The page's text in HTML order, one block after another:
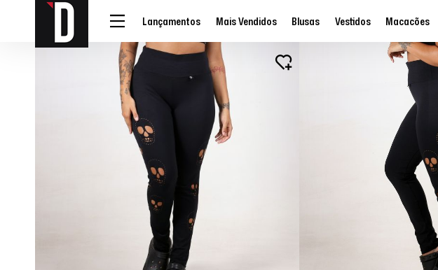
Lançamentos Mais Vendidos Blusas Vestidos Macacões